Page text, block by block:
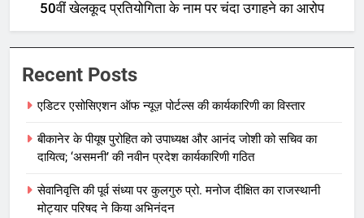
50वीं खेलकूद प्रतियोगिता के नाम पर चंदा उगाहने का आरोप
Recent Posts
एडिटर एसोसिएशन ऑफ न्यूज़ पोर्टल्स की कार्यकारिणी का विस्तार
बीकानेर के पीयूष पुरोहित को उपाध्यक्ष और आनंद जोशी को सचिव का
दायित्व; ‘असमनी’ की नवीन प्रदेश कार्यकारिणी गठित
सेवानिवृत्ति की पूर्व संध्या पर कुलगुरु प्रो. मनोज दीक्षित का राजस्थानी
मोट्यार परिषद ने किया अभिनंदन